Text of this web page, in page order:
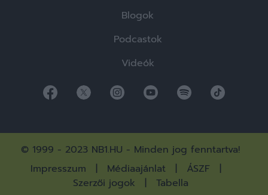
Blogok
Podcastok
Videók
© 1999 - 2023 NB1.HU - Minden jog fenntartva!
Impresszum
Médiaajánlat
ÁSZF
Szerzői jogok
Tabella